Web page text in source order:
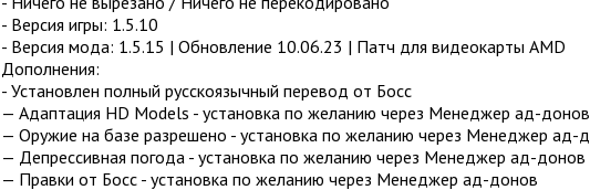
- Версия игры: 1.5.10
- Версия мода: 1.5.15 | Обновление 10.06.23 | Патч для видеокарты AMD
Дополнения:
- Установлен полный русскоязычный перевод от Босс
— Адаптация HD Models - установка по желанию через Менеджер ад-донов
— Оружие на базе разрешено - установка по желанию через Менеджер ад-
— Депрессивная погода - установка по желанию через Менеджер ад-донов
— Правки от Босс - установка по желанию через Менеджер ад-донов